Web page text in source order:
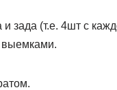
зада (т.е. 4шт с
выемками.